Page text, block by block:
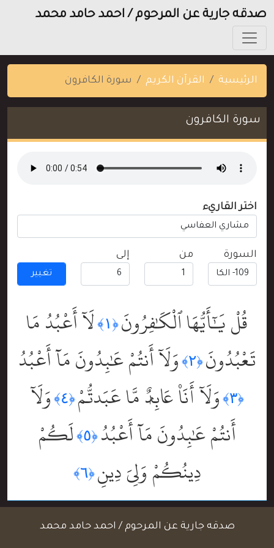
صدقه جارية عن المرحوم / احمد حامد محمد
الرئيسية القرآن الكريم سورة الكافرون
سورة الكافرون
اختر القاريء
السورة من إلى
تغيير
قُلْ يَٰٓأَيُّهَا ٱلْكَٰفِرُونَ﴿١﴾
لَآ أَعْبُدُ مَا
تَعْبُدُونَ﴿٢﴾ وَلَآ أَنتُمْ عَٰبِدُونَ مَآ أَعْبُدُ
﴿٣﴾ وَلَآ أَنَا۠ عَابِدٌۭ مَّا عَبَدتُّمْ ﴿٤﴾
وَلَآ
أَنتُمْ عَٰبِدُونَ مَآ أَعْبُدُ ﴿٥﴾
لَكُمْ
دِينُكُمْ وَلِىَ دِينِ ﴿٦﴾
صدقه جارية عن المرحوم / احمد حامد محمد